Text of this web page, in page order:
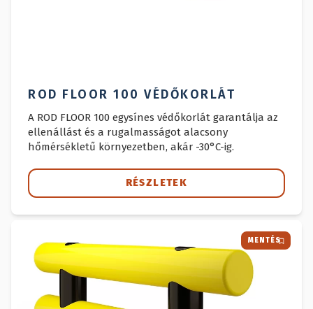
ROD FLOOR 100 VÉDŐKORLÁT
A ROD FLOOR 100 egysínes védőkorlát garantálja az
ellenállást és a rugalmasságot alacsony
hőmérsékletű környezetben, akár -30°C-ig.
RÉSZLETEK
MENTÉS